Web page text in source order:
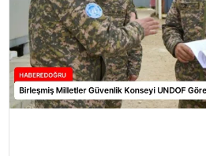
SAĞLIK
YAŞAM